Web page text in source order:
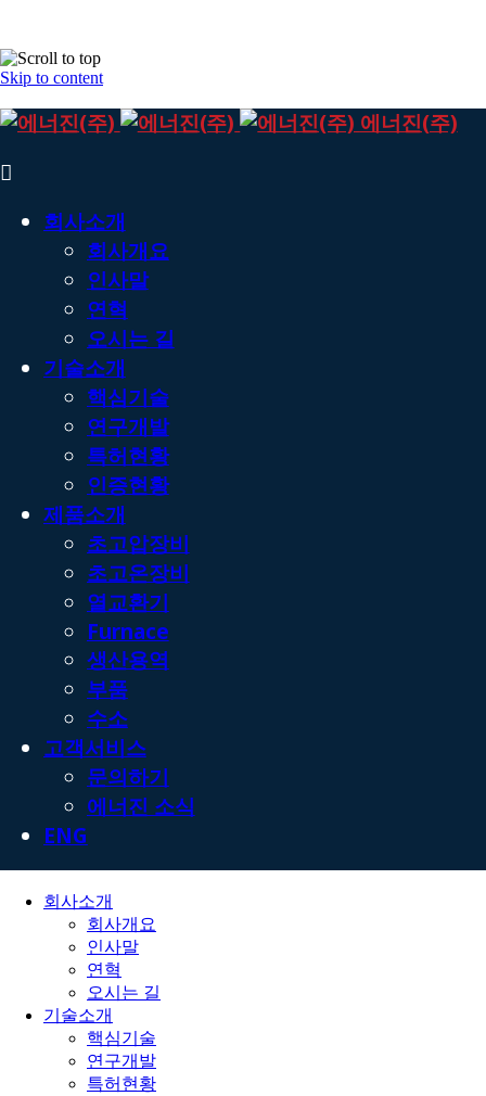
Skip to content
에너진(주)
회사소개
회사개요
인사말
연혁
오시는 길
기술소개
핵심기술
연구개발
특허현황
인증현황
제품소개
초고압장비
초고온장비
열교환기
Furnace
생산용역
부품
수소
고객서비스
문의하기
에너진 소식
ENG
회사소개
회사개요
인사말
연혁
오시는 길
기술소개
핵심기술
연구개발
특허현황